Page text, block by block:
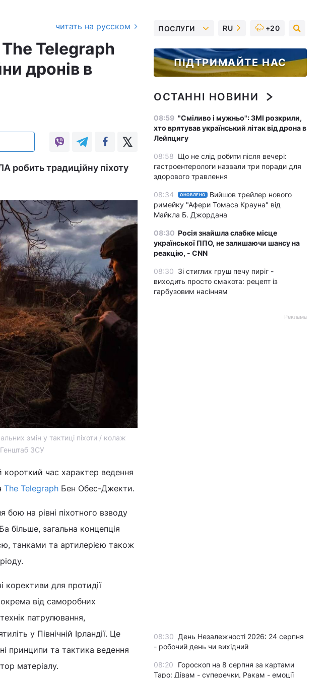
читать на русском
Telegraph
дронів в
робить традиційну піхоту
змін у тактиці піхоти / колаж
ЗСУ
час характер ведення
The Telegraph Бен Обес-Джекти.
на рівні піхотного взводу
більше, загальна концепція
танками та артилерією також
корективи для протидії
від саморобних
патрулювання,
у Північній Ірландії. Це
принципи та тактика ведення
матеріалу.
ПОСЛУГИ RU +20
ПІДТРИМАЙТЕ НАС
ОСТАННІ НОВИНИ
08:59 "Сміливо і мужньо": ЗМІ розкрили,
хто врятував український літак від дрона в
Лейпцигу
08:58 Що не слід робити після вечері:
гастроентерологи назвали три поради для
здорового травлення
08:34 ОНОВЛЕНО
Вийшов трейлер нового
римейку "Афери Томаса Крауна" від
Майкла Б. Джордана
08:30 Росія знайшла слабке місце
української ППО, не залишаючи шансу на
реакцію, - CNN
08:30 Зі стиглих груш печу пиріг -
виходить просто смакота: рецепт із
гарбузовим насінням
Реклама
08:30 День Незалежності 2026: 24 серпня
- робочий день чи вихідний
08:20
Гороскоп на 8 серпня за картами
Таро: Дівам - суперечки, Ракам - емоції